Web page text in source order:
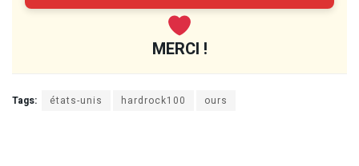
MERCI !
Tags: états-unis hardrock100 ours